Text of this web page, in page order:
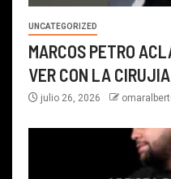
UNCATEGORIZED
MARCOS PETRO
VER CON LA
julio 26, 2026